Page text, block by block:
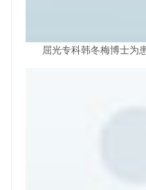
屈光专科韩冬梅博士为